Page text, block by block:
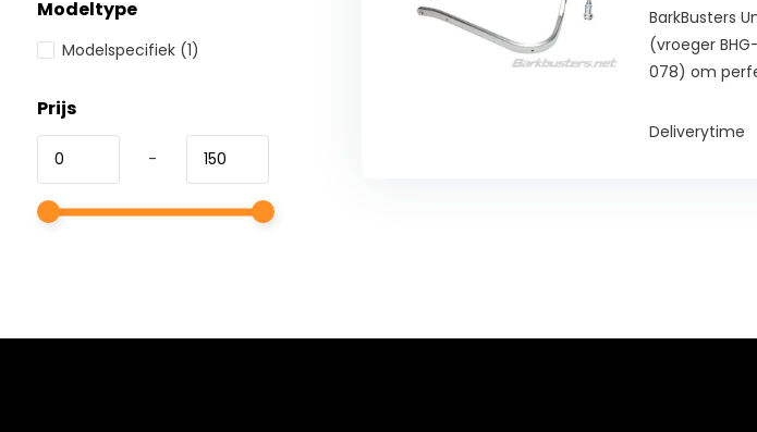
Modeltype
Modelspecifiek (1)
Prijs
-
BarkBusters
(vroeger
078) om
Deliverytime